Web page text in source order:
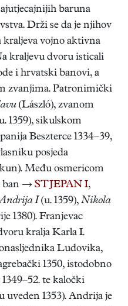
baruna
Drži se da je njihov
kraljeva vojno aktivna
kraljevu dvoru isticali
i hrvatski banovi, a
zvanjima. Patronimički
(László), zvanom
1359), sikulskom
Beszterce 1334–39,
posjeda
Među osmericom
ban → STJEPAN I,
I (u. 1359), Nikola
1380). Franjevac
kralja Karla I.
Ludovika,
1350, istodobno
te kaločki
uveden 1353). Andrija je